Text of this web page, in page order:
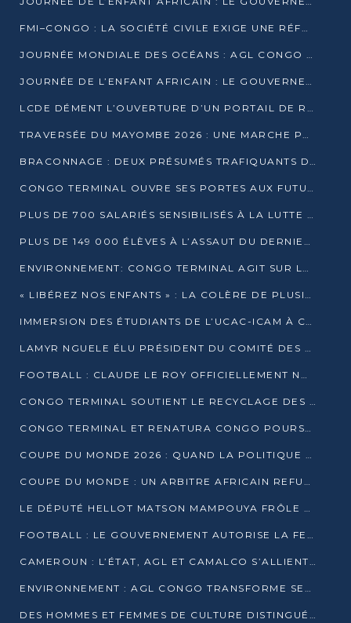
FMI–CONGO : LA SOCIÉTÉ CIVILE EXIGE UNE RÉFORME DE LA FISCALITÉ PÉTROLIÈRE
JOURNÉE MONDIALE DES OCÉANS : AGL CONGO MOBILISE SES COLLABORATEURS POUR LA PRÉSERVATION DE LA BIODIVERSITÉ MARINE
JOURNÉE DE L’ENFANT AFRICAIN : LE GOUVERNEMENT MOBILISÉ POUR L’HYGIÈNE DANS LES ORPHELINATS
LCDE DÉMENT L’OUVERTURE D’UN PORTAIL DE RECRUTEMENT ET APPELLE À LA VIGILANCE
TRAVERSÉE DU MAYOMBE 2026 : UNE MARCHE POUR SENSIBILISER ET DÉPISTER AU DIABÈTE
BRACONNAGE : DEUX PRÉSUMÉS TRAFIQUANTS D’HIPPOPOTAME ÉCROUÉS À BRAZZAVILLE
CONGO TERMINAL OUVRE SES PORTES AUX FUTURS INGÉNIEURS DE L’UCAC-ICAM
PLUS DE 700 SALARIÉS SENSIBILISÉS À LA LUTTE CONTRE LA TUBERCULOSE À CONGO TERMINAL
PLUS DE 149 000 ÉLÈVES À L’ASSAUT DU DERNIER CEPE
ENVIRONNEMENT: CONGO TERMINAL AGIT SUR LE TERRAIN ET FORME LES PLUS JEUNES
« LIBÉREZ NOS ENFANTS » : LA COLÈRE DE PLUSIEURS MÈRES À BRAZZAVILLE CONTRE LA DGSP
IMMERSION DES ÉTUDIANTS DE L’UCAC-ICAM À CONGO TERMINAL
LAMYR NGUELE ÉLU PRÉSIDENT DU COMITÉ DES MEMBRES D’HONNEUR DU PCT
FOOTBALL : CLAUDE LE ROY OFFICIELLEMENT NOMMÉ SÉLECTIONNEUR DU CONGO
CONGO TERMINAL SOUTIENT LE RECYCLAGE DES DÉCHETS PLASTIQUES À POINTE-NOIRE
CONGO TERMINAL ET RENATURA CONGO POURSUIVENT LEUR COMBAT POUR LA BIODIVERSITÉ
COUPE DU MONDE 2026 : QUAND LA POLITIQUE MENACE L’UNIVERSALITÉ DU FOOTBALL
COUPE DU MONDE : UN ARBITRE AFRICAIN REFUSÉ À L’ENTRÉE DES ÉTATS-UNIS
LE DÉPUTÉ HELLOT MATSON MAMPOUYA FRÔLE LA MORT LORS D’UNE EMBUSCADE DZNS LE POOL
FOOTBALL : LE GOUVERNEMENT AUTORISE LA FECOFOOT À OCCUPER LES COMPLEXES SPORTIFS
CAMEROUN : L’ÉTAT, AGL ET CAMALCO S’ALLIENT POUR UN MÉGA-PROJET FERROVIAIRE
ENVIRONNEMENT : AGL CONGO TRANSFORME SES DÉCHETS EN OUTILS DE FORMATION
DES HOMMES ET FEMMES DE CULTURE DISTINGUÉS POUR LEUR ENGAGEMENT PAR BANTOU CULTURE